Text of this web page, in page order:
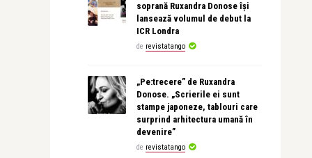
soprană Ruxandra Donose își
lansează volumul de debut la
ICR Londra
de revistatango
„Pe:trecere” de Ruxandra
Donose. „Scrierile ei sunt
stampe japoneze, tablouri care
surprind arhitectura umană în
devenire”
de revistatango